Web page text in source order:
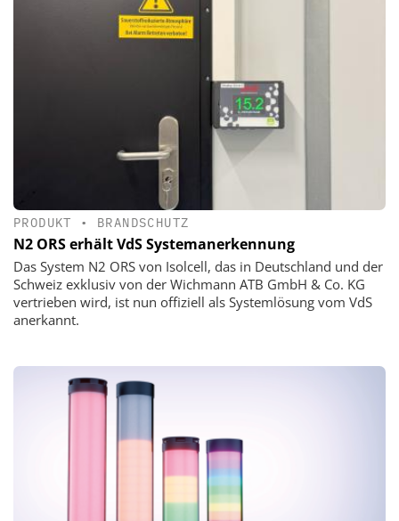
PRODUKT • BRANDSCHUTZ
N2 ORS erhält VdS Systemanerkennung
Das System N2 ORS von Isolcell, das in Deutschland und der
Schweiz exklusiv von der Wichmann ATB GmbH & Co. KG
vertrieben wird, ist nun offiziell als Systemlösung vom VdS
anerkannt.